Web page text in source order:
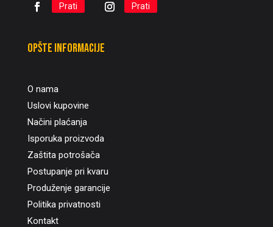
Prati Prati
Opšte informacije
O nama
Uslovi kupovine
Načini plaćanja
Isporuka proizvoda
Zaštita potrošača
Postupanje pri kvaru
Produženje garancije
Politika privatnosti
Kontakt